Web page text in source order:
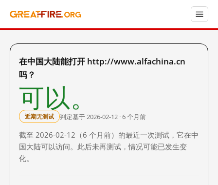
在中国大陆能打开 http://www.alfachina.cn
吗？
可以。
近期无测试 判定基于 2026-02-12 · 6 个月前
截至 2026-02-12（6 个月前）的最近一次测试，它在中
国大陆可以访问。此后未再测试，情况可能已发生变
化。